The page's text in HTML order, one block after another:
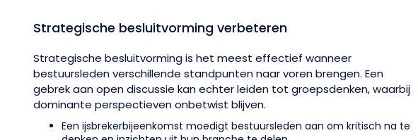
Strategische besluitvorming verbeteren
Strategische besluitvorming is het meest effectief wanneer
bestuursleden verschillende standpunten naar voren brengen. Een
gebrek aan open discussie kan echter leiden tot groepsdenken, waarbij
dominante perspectieven onbetwist blijven.
Een ijsbrekerbijeenkomst moedigt bestuursleden aan om kritisch na te